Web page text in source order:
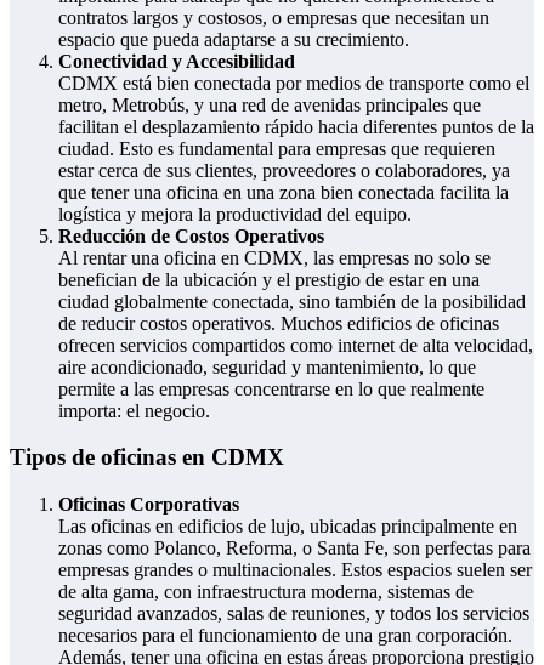
contratos largos y costosos, o empresas que necesitan un
espacio que pueda adaptarse a su crecimiento.
Conectividad y Accesibilidad
CDMX está bien conectada por medios de transporte como el
metro, Metrobús, y una red de avenidas principales que
facilitan el desplazamiento rápido hacia diferentes puntos de la
ciudad. Esto es fundamental para empresas que requieren
estar cerca de sus clientes, proveedores o colaboradores, ya
que tener una oficina en una zona bien conectada facilita la
logística y mejora la productividad del equipo.
Reducción de Costos Operativos
Al rentar una oficina en CDMX, las empresas no solo se
benefician de la ubicación y el prestigio de estar en una
ciudad globalmente conectada, sino también de la posibilidad
de reducir costos operativos. Muchos edificios de oficinas
ofrecen servicios compartidos como internet de alta velocidad,
aire acondicionado, seguridad y mantenimiento, lo que
permite a las empresas concentrarse en lo que realmente
importa: el negocio.
Tipos de oficinas en CDMX
Oficinas Corporativas
Las oficinas en edificios de lujo, ubicadas principalmente en
zonas como Polanco, Reforma, o Santa Fe, son perfectas para
empresas grandes o multinacionales. Estos espacios suelen ser
de alta gama, con infraestructura moderna, sistemas de
seguridad avanzados, salas de reuniones, y todos los servicios
necesarios para el funcionamiento de una gran corporación.
Además, tener una oficina en estas áreas proporciona prestigio